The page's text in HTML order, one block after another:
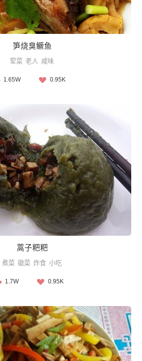
笋烧臭鳜鱼
荤菜 老人 咸味
1.65W 0.95K
蒿子粑粑
煮菜 徽菜 炸食 小吃
1.7W 0.95K